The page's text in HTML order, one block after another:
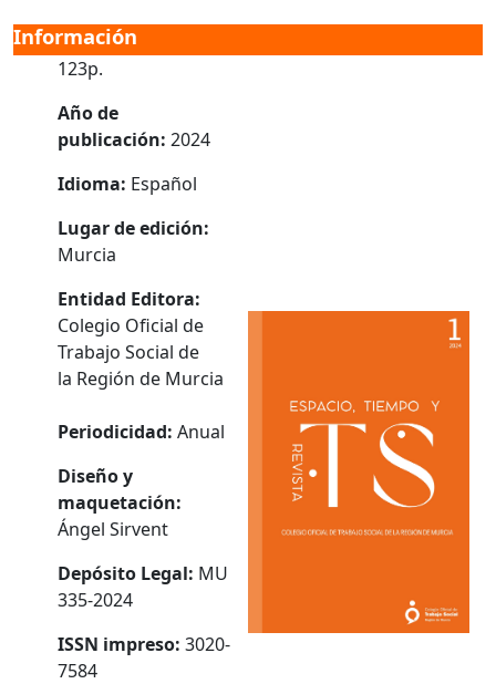
Información
123p.
Año de
publicación: 2024
Idioma: Español
Lugar de edición:
Murcia
Entidad Editora:
Colegio Oficial de
Trabajo Social de
la Región de Murcia
Periodicidad: Anual
Diseño y
maquetación:
Ángel Sirvent
Depósito Legal: MU
335-2024
ISSN impreso: 3020-
7584